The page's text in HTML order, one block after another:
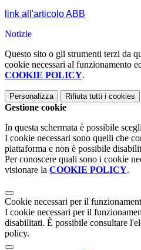
link all'articolo ABB
Notizie
Questo sito o gli strumenti terzi da
cookie necessari al funzionamento
COOKIE POLICY.
Personalizza Rifiuta tutti i cookies
Gestione cookie
In questa schermata è possibile
I cookie necessari sono quelli che
piattaforma e non è possibile
Per conoscere quali sono i cookie
visionare la COOKIE POLICY.
Cookie necessari per il
I cookie necessari per il
disabilitati. È possibile consultare
policy.